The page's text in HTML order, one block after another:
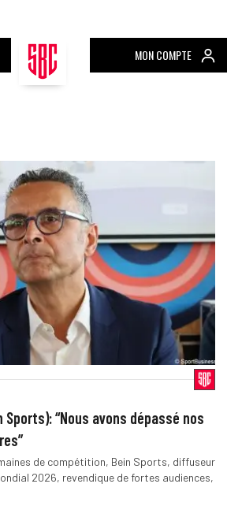
MON COMPTE
Sports): “Nous avons dépassé nos
de compétition, Bein Sports, diffuseur
2026, revendique de fortes audiences,